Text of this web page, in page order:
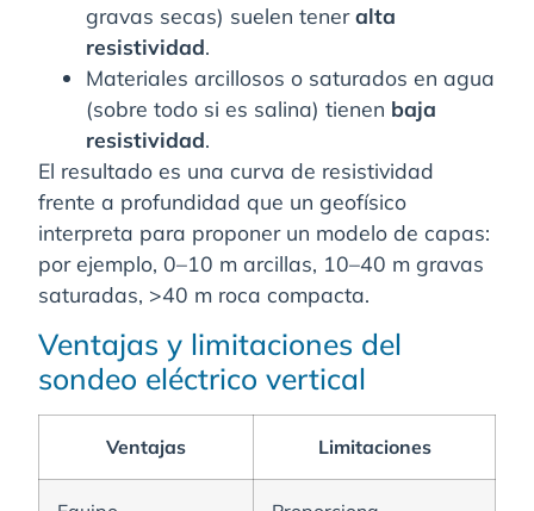
gravas secas) suelen teneralta
resistividad.
Materiales arcillosos o saturados en agua
(sobre todo si es salina) tienen baja
resistividad.
El resultado es una curva de resistividad
frente a profundidad que un geofísico
interpreta para proponer un modelo de capas:
por ejemplo, 0–10 m arcillas, 10–40 m gravas
saturadas, >40 m roca compacta.
Ventajas y limitaciones del
sondeo eléctrico vertical
Ventajas Limitaciones